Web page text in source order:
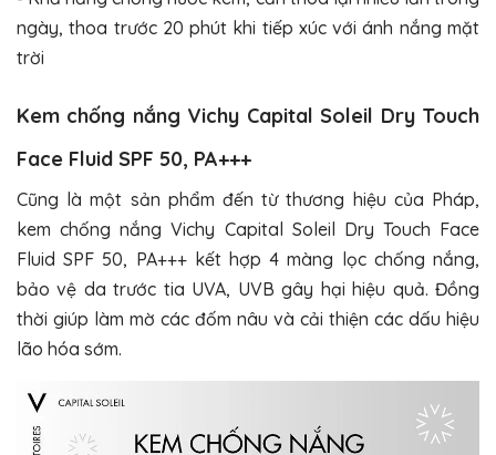
ngày, thoa trước 20 phút khi tiếp xúc với ánh nắng mặt
trời
Kem chống nắng Vichy Capital Soleil Dry Touch
Face Fluid SPF 50, PA+++
Cũng là một sản phẩm đến từ thương hiệu của Pháp,
kem chống nắng Vichy Capital Soleil Dry Touch Face
Fluid SPF 50, PA+++ kết hợp 4 màng lọc chống nắng,
bảo vệ da trước tia UVA, UVB gây hại hiệu quả. Đồng
thời giúp làm mờ các đốm nâu và cải thiện các dấu hiệu
lão hóa sớm.